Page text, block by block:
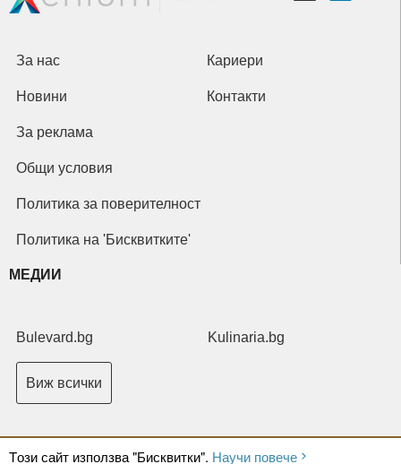
Tози сайт използва "Бисквитки". Научи повече
За нас Кариери
Новини Контакти
За реклама
Общи условия
Политика за поверителност
Политика на 'Бисквитките'
МЕДИИ
Bulevard.bg Kulinaria.bg
Виж всички